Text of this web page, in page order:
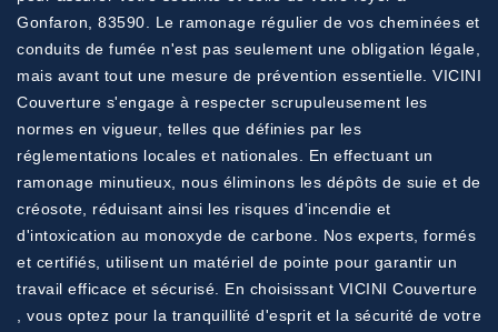
Gonfaron, 83590. Le ramonage régulier de vos cheminées et
conduits de fumée n'est pas seulement une obligation légale,
mais avant tout une mesure de prévention essentielle. VICINI
Couverture s'engage à respecter scrupuleusement les
normes en vigueur, telles que définies par les
réglementations locales et nationales. En effectuant un
ramonage minutieux, nous éliminons les dépôts de suie et de
créosote, réduisant ainsi les risques d'incendie et
d'intoxication au monoxyde de carbone. Nos experts, formés
et certifiés, utilisent un matériel de pointe pour garantir un
travail efficace et sécurisé. En choisissant VICINI Couverture
, vous optez pour la tranquillité d'esprit et la sécurité de votre